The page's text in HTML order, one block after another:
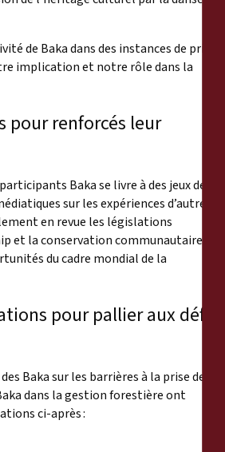
de Baka dans des instances de prises
implication et notre rôle dans la
pour renforcés leur
Baka se livre à des jeux de
sur les expériences d’autres
en revue les législations
et la conservation communautaire et
du cadre mondial de la
pour pallier aux défis
Baka sur les barrières à la prise de
dans la gestion forestière ont
ci-après :